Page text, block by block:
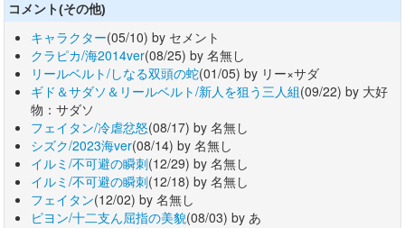
コメント(その他)
キャラクター(05/10) by セメント
クラピカ/海2014ver(08/25) by 名無し
リールベルト/しなる双頭の蛇(01/05) by リー×サダ
ギド＆サダソ＆リールベルト/新人を狙う三人組(09/22) by 大好
物：サダソ
フェイタン/冷虐忿怒(08/17) by 名無し
シズク/2023海ver(08/14) by 名無し
イルミ/不可避の瞬刺(12/29) by 名無し
イルミ/不可避の瞬刺(12/18) by 名無し
フェイタン(12/02) by 名無し
ピヨン/十二支ん屈指の美貌(08/03) by あ